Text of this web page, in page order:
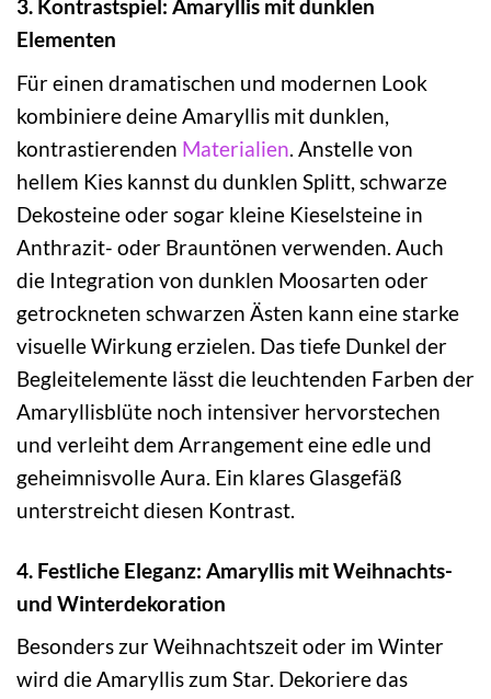
3. Kontrastspiel: Amaryllis mit dunklen
Elementen
Für einen dramatischen und modernen Look
kombiniere deine Amaryllis mit dunklen,
kontrastierenden Materialien. Anstelle von
hellem Kies kannst du dunklen Splitt, schwarze
Dekosteine oder sogar kleine Kieselsteine in
Anthrazit- oder Brauntönen verwenden. Auch
die Integration von dunklen Moosarten oder
getrockneten schwarzen Ästen kann eine starke
visuelle Wirkung erzielen. Das tiefe Dunkel der
Begleitelemente lässt die leuchtenden Farben der
Amaryllisblüte noch intensiver hervorstechen
und verleiht dem Arrangement eine edle und
geheimnisvolle Aura. Ein klares Glasgefäß
unterstreicht diesen Kontrast.
4. Festliche Eleganz: Amaryllis mit Weihnachts-
und Winterdekoration
Besonders zur Weihnachtszeit oder im Winter
wird die Amaryllis zum Star. Dekoriere das